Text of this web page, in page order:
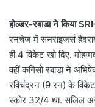
होल्डर-रबाडा ने किया
रनचेज में सनराइजर्स
ही 4 विकेट खो दिए.
वहीं कगिसो रबाडा ने
रविचंद्रन (9 रन) के
स्कोर 32/4 था. सलिल